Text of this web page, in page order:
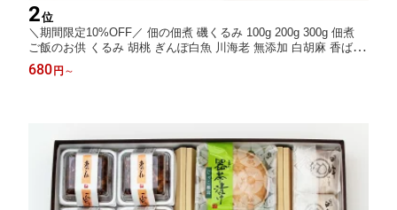
2位
＼期間限定10%OFF／ 佃の佃煮 磯くるみ 100g 200g 300g 佃煮
ご飯のお供 くるみ 胡桃 ぎんぽ白魚 川海老 無添加 白胡麻 香ばし
い和惣菜 ご飯のお供 酒の肴 おつまみ 海鮮珍味 お取り寄せ グル
メ ギフト 贈り物 内祝い お中元 夏ギフト お節 お節料理 おせち料
680 円 ～